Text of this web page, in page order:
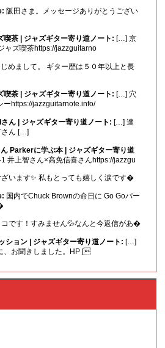
阪田さま。メッセージありがとうござい
茶 | ジャズギター寄り道ノート: […] 京
ズ喫茶https://jazzguitarno
めまして。 ギター歴は５０年以上と長
茶 | ジャズギター寄り道ノート: […] 穴
https://jazzguitarnote.info/
ん | ジャズギター寄り道ノート: […] 達
さん […]
Parkerに学ぶ本 | ジャズギター寄り道
井上智さん×高免信喜さんhttps://jazzgu
います✨ 私もとっても嬉しく涙です�
国内でChuck Brownの命日に Go Goパー
です！すみません💦なんと今返信があ�
ション | ジャズギター寄り道ノート: […]
、お聞きしました。HP [